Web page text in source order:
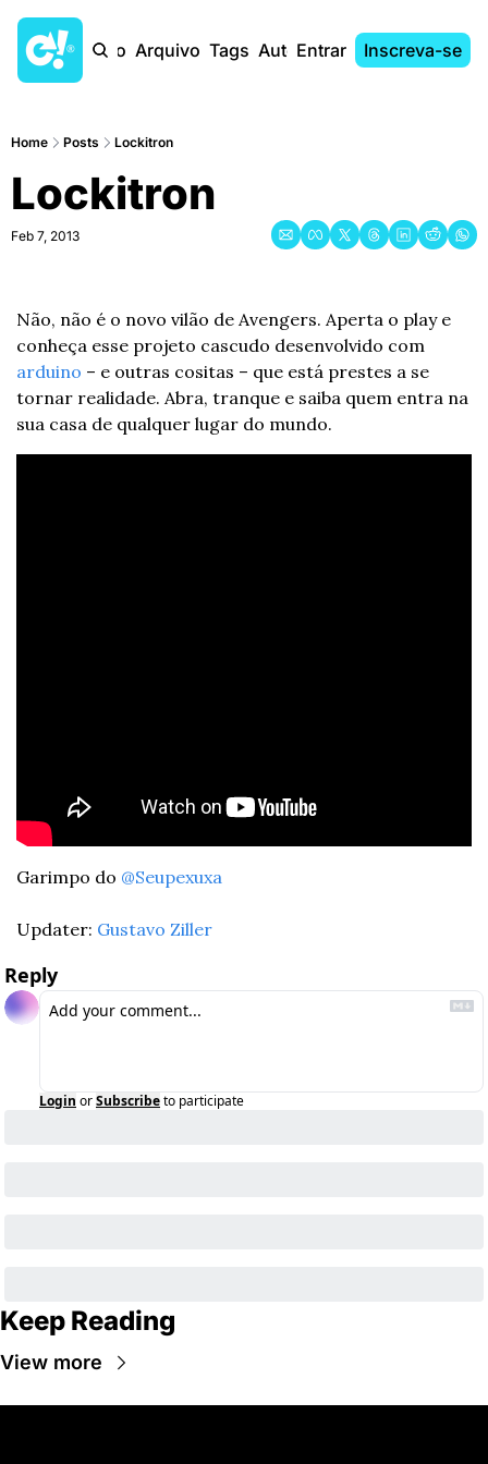
Início Arquivo Tags AutoresEntrar Inscreva-se
Home Posts Lockitron
Lockitron
Feb 7, 2013
Não, não é o novo vilão de Avengers. Aperta o play e
arduino – e outras cositas – que está prestes a se
tornar realidade. Abra, tranque e saiba quem entra na
sua casa de qualquer lugar do mundo.
Garimpo do @Seupexuxa
Updater: Gustavo Ziller
Reply
Login orSubscribeto participate
Keep Reading
View more